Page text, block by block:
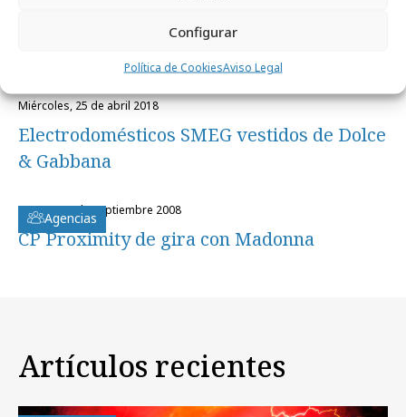
Configurar
Política de CookiesAviso Legal
miércoles, 25 de abril 2018
Electrodomésticos SMEG vestidos de Dolce
& Gabbana
Agencias
martes, 23 de septiembre 2008
CP Proximity de gira con Madonna
Artículos recientes